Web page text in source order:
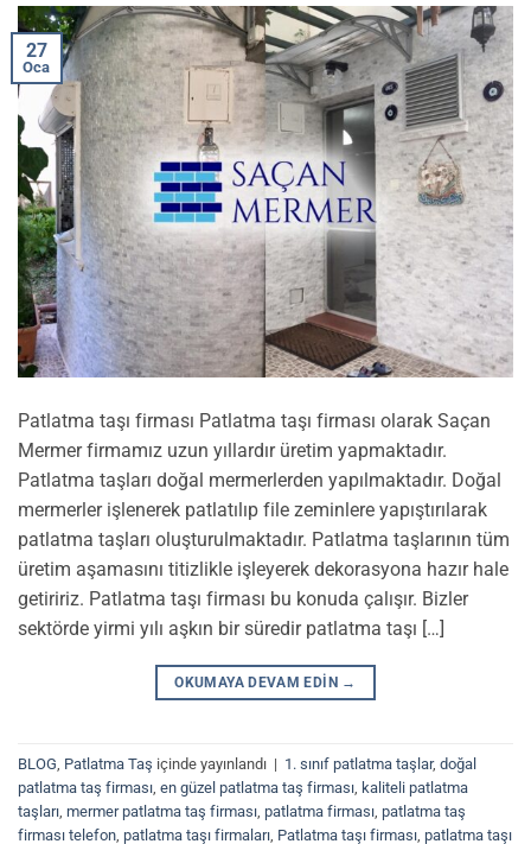
27
Oca
Patlatma taşı firması Patlatma taşı firması olarak Saçan
Mermer firmamız uzun yıllardır üretim yapmaktadır.
Patlatma taşları doğal mermerlerden yapılmaktadır. Doğal
mermerler işlenerek patlatılıp file zeminlere yapıştırılarak
patlatma taşları oluşturulmaktadır. Patlatma taşlarının tüm
üretim aşamasını titizlikle işleyerek dekorasyona hazır hale
getiririz. Patlatma taşı firması bu konuda çalışır. Bizler
sektörde yirmi yılı aşkın bir süredir patlatma taşı […]
OKUMAYA DEVAM EDIN →
BLOG Patlatma Taş içinde yayınlandı | 1. sınıf patlatma taşlar, doğal
patlatma taş firması en güzel patlatma taş firması kaliteli patlatma
taşları mermer patlatma taş firması patlatma firması patlatma taş
firması telefon patlatma taşı firmaları Patlatma taşı firması patlatma taşı